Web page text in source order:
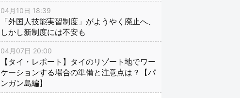
04月10日 18:39
「外国人技能実習制度」がようやく廃止へ、
しかし新制度には不安も
04月07日 20:00
【タイ・レポート】タイのリゾート地でワー
ケーションする場合の準備と注意点は？【パ
ンガン島編】